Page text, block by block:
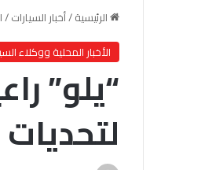
الرئيسية/أخبار السيارات/
الأخبار المحلية ووكلاء